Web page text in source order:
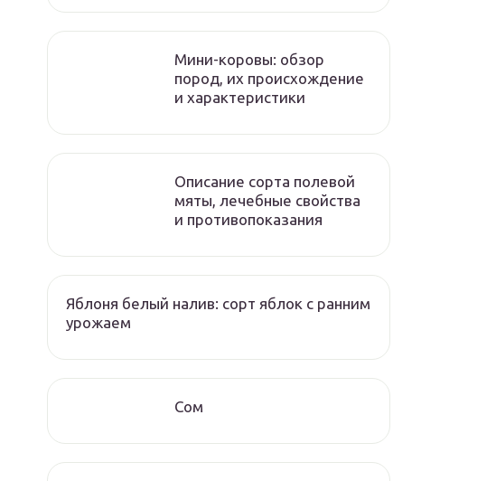
Мини-коровы: обзор
пород, их происхождение
и характеристики
Описание сорта полевой
мяты, лечебные свойства
и противопоказания
Яблоня белый налив: сорт яблок с ранним
урожаем
Сом